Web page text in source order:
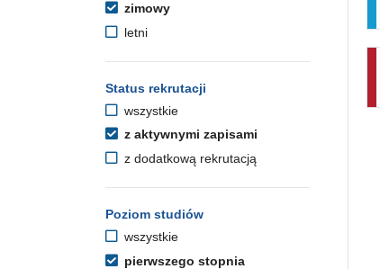
zimowy
letni
Status rekrutacji
wszystkie
z aktywnymi zapisami
z dodatkową rekrutacją
Poziom studiów
wszystkie
pierwszego stopnia